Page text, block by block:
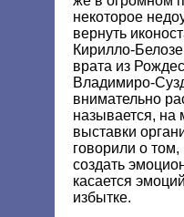
некоторое
вернуть
Кирилло-
врата из
Владимиро-
внимательно
называется, на
выставки
говорили о
создать
касается
избытке.